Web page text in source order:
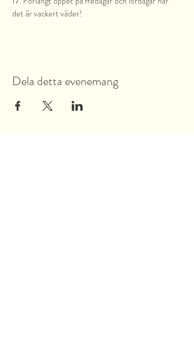
det är vackert väder!
Dela detta evenemang